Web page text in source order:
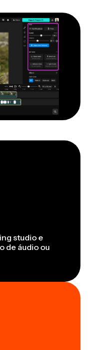
studio e
de áudio ou